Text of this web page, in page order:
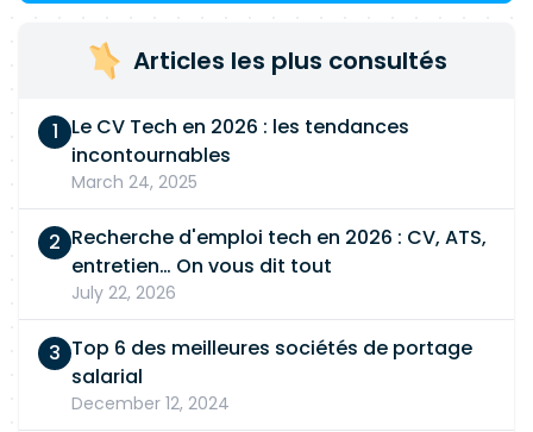
Articles les plus consultés
Le CV Tech en 2026 : les tendances
incontournables
March 24, 2025
Recherche d'emploi tech en 2026 : CV, ATS,
entretien… On vous dit tout
July 22, 2026
Top 6 des meilleures sociétés de portage
salarial
December 12, 2024